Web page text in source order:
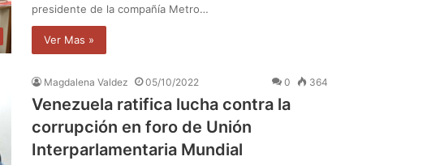
presidente de la compañía Metro…
Ver Mas »
Magdalena Valdez 05/10/2022 0 364
Venezuela ratifica lucha contra la
corrupción en foro de Unión
Interparlamentaria Mundial